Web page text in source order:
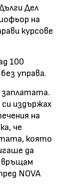
Дел
на
курсове
100
управа.
заплатата.
издържах
на
че
която
да
връщам
NOVA